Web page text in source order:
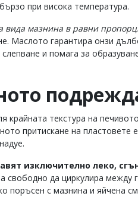
при висока температура.
вида мазнина в равни
Маслото гарантира онзи
и помага за
текстура на
притискане на пластовете
изключително леко,
свободно да циркулира между
с мазнина и яйчена